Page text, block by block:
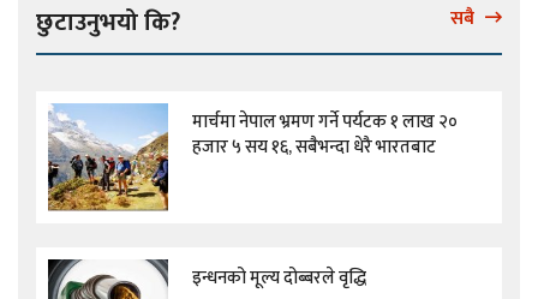
छुटाउनुभयो कि? सबै
मार्चमा नेपाल भ्रमण गर्ने पर्यटक १ लाख २०
हजार ५ सय १६, सबैभन्दा धेरै भारतबाट
इन्धनको मूल्य दोब्बरले वृद्धि